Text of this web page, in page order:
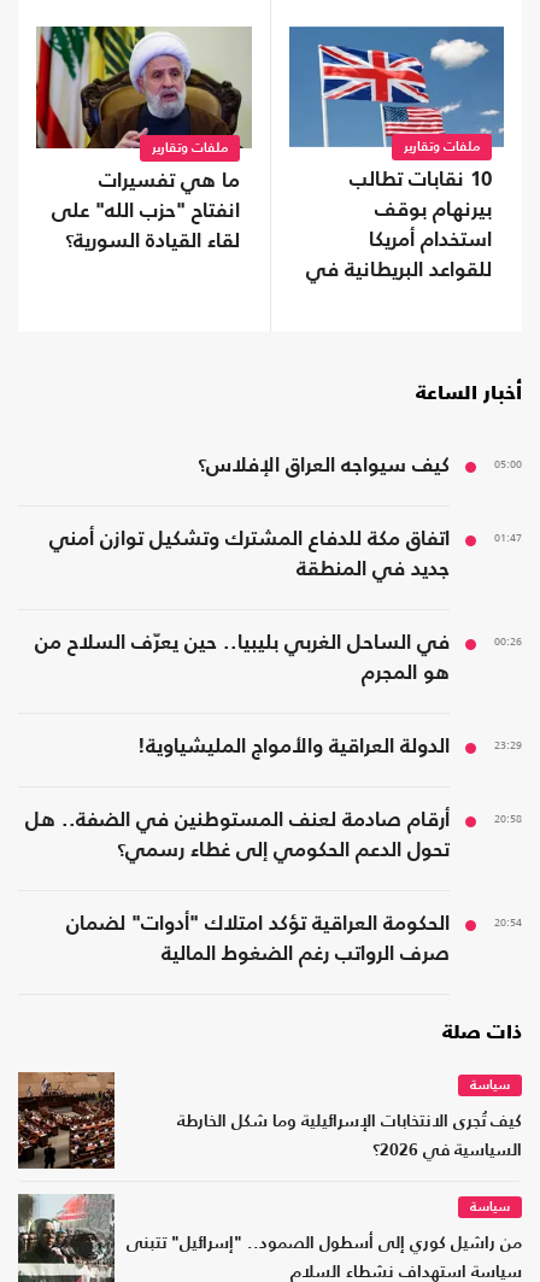
ملفات وتقارير
10 نقابات تطالب
بيرنهام بوقف
استخدام أمريكا
للقواعد البريطانية في
ملفات وتقارير
ما هي تفسيرات
انفتاح "حزب الله" على
لقاء القيادة السورية؟
أخبار الساعة
05:00 كيف سيواجه العراق الإفلاس؟
01:47
اتفاق مكة للدفاع المشترك وتشكيل توازن أمني
جديد في المنطقة
00:26
في الساحل الغربي بليبيا.. حين يعرّف السلاح من
هو المجرم
23:29 الدولة العراقية والأمواج المليشياوية!
20:58
أرقام صادمة لعنف المستوطنين في الضفة.. هل
تحول الدعم الحكومي إلى غطاء رسمي؟
20:54
الحكومة العراقية تؤكد امتلاك "أدوات" لضمان
صرف الرواتب رغم الضغوط المالية
ذات صلة
سياسة
كيف تُجرى الانتخابات الإسرائيلية وما شكل الخارطة
السياسية في 2026؟
سياسة
من راشيل كوري إلى أسطول الصمود.. "إسرائيل" تتبنى
سياسة استهداف نشطاء السلام